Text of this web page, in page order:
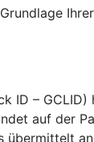
ID –
auf der